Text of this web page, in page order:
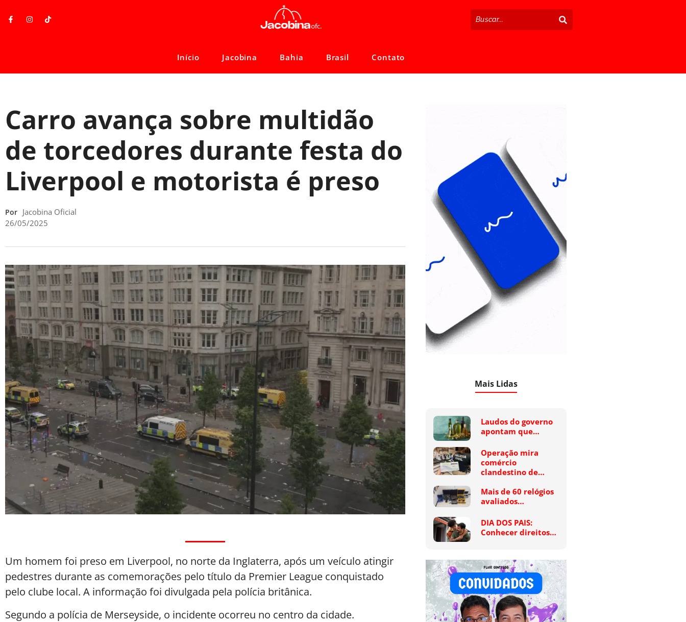
Início Jacobina Bahia Brasil Contato
Carro avança sobre multidão
de torcedores durante festa do
Liverpool e motorista é preso
Por Jacobina Oficial
26/05/2025
Um homem foi preso em Liverpool, no norte da Inglaterra, após um veículo atingir
pedestres durante as comemorações pelo título da Premier League conquistado
pelo clube local. A informação foi divulgada pela polícia britânica.
Segundo a polícia de Merseyside, o incidente ocorreu no centro da cidade.
Mais Lidas
Laudos do governo
apontam que…
Operação mira
comércio
clandestino de…
Mais de 60 relógios
avaliados…
DIA DOS PAIS:
Conhecer direitos…